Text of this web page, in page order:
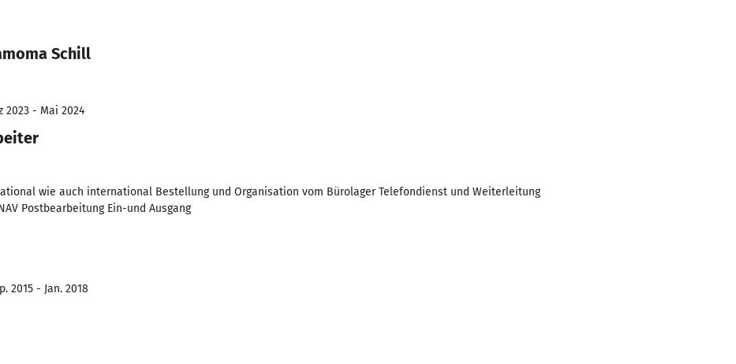
Schill
2023 - Mai 2024
wie auch international Bestellung und Organisation vom Bürolager Telefondienst und Weiterleitung
Postbearbeitung Ein-und Ausgang
2015 - Jan. 2018